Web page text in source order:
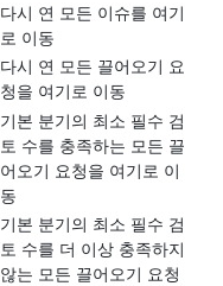
다시 연 모든 이슈를 여기
로 이동
다시 연 모든 끌어오기 요
청을 여기로 이동
기본 분기의 최소 필수 검
토 수를 충족하는 모든 끌
어오기 요청을 여기로 이
동
기본 분기의 최소 필수 검
토 수를 더 이상 충족하지
않는 모든 끌어오기 요청